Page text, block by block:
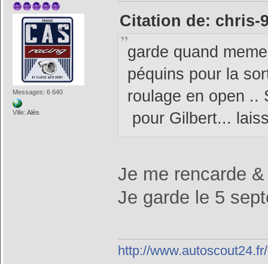
Messages: 6 640
Ville:Alès
Citation de: chris-
garde quand
péquins pour la
roulage en open ..
pour Gilbert...
Je me rencarde
Je garde le 5
http://